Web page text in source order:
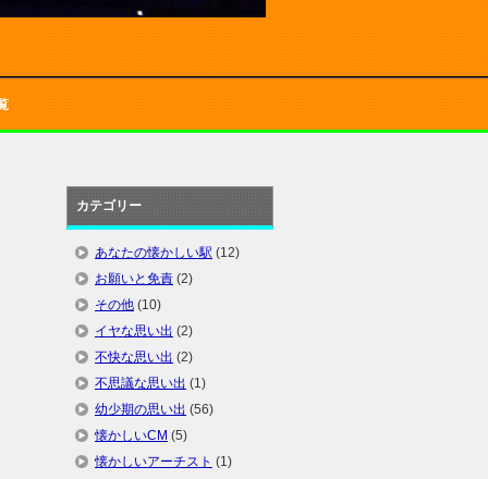
カテゴリー
あなたの懐かしい駅 (12)
お願いと免責 (2)
その他 (10)
イヤな思い出 (2)
不快な思い出 (2)
不思議な思い出 (1)
幼少期の思い出 (56)
懐かしいCM (5)
懐かしいアーチスト (1)